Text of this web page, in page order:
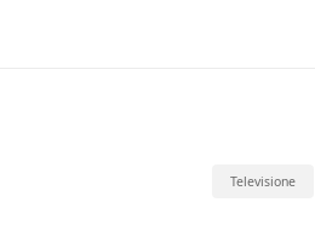
Televisione